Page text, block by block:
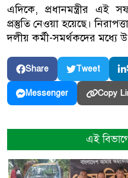
এদিকে, প্রধানমন্ত্রীর এই
প্রস্তুতি নেওয়া হয়েছে।
দলীয় কর্মী-সমর্থকদের মধ্যে
Share Tweet
Messenger Copy
এই